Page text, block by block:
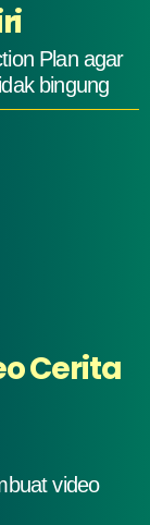
Plan agar
bingung
Cerita
video